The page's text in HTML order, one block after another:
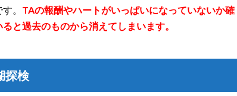
。 TAの報酬やハートがいっぱいになっていないか確
と過去のものから消えてしまいます。
探検